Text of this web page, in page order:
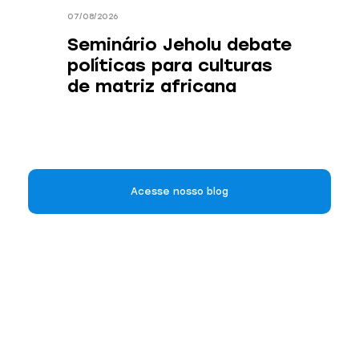
07/08/2026
Seminário Jeholu debate
políticas para culturas
de matriz africana
Acesse nosso blog